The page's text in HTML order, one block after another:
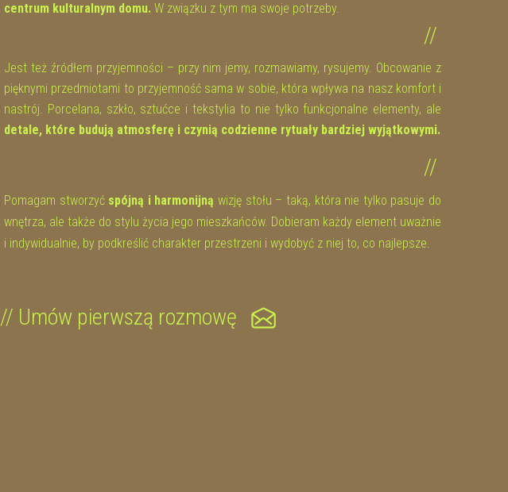
//
//
// Umów pierwszą rozmowę
Pomagam stworzyć spójną i harmonijną wizję stołu – taką, która nie tylko pasuje do
wnętrza, ale także do stylu życia jego mieszkańców. Dobieram każdy element uważnie
i indywidualnie, by podkreślić charakter przestrzeni i wydobyć z niej to, co najlepsze.
Jest też źródłem przyjemności – przy nim jemy, rozmawiamy, rysujemy. Obcowanie z
pięknymi przedmiotami to przyjemność sama w sobie, która wpływa na nasz komfort i
nastrój. Porcelana, szkło, sztućce i tekstylia to nie tylko funkcjonalne elementy, ale
detale, które budują atmosferę i czynią codzienne rytuały bardziej wyjątkowymi.
centrum kulturalnym domu. W związku z tym ma swoje potrzeby.